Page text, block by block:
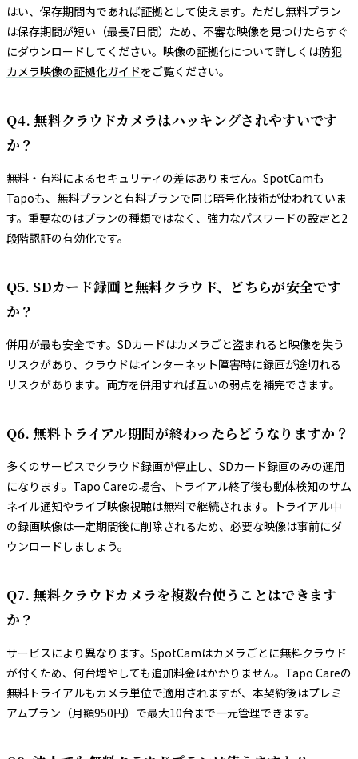
はい、保存期間内であれば証拠として使えます。ただし無料プラン
は保存期間が短い（最長7日間）ため、不審な映像を見つけたらすぐ
にダウンロードしてください。映像の証拠化について詳しくは防犯
カメラ映像の証拠化ガイドをご覧ください。
Q4. 無料クラウドカメラはハッキングされやすいです
か？
無料・有料によるセキュリティの差はありません。SpotCamも
Tapoも、無料プランと有料プランで同じ暗号化技術が使われていま
す。重要なのはプランの種類ではなく、強力なパスワードの設定と2
段階認証の有効化です。
Q5. SDカード録画と無料クラウド、どちらが安全です
か？
併用が最も安全です。SDカードはカメラごと盗まれると映像を失う
リスクがあり、クラウドはインターネット障害時に録画が途切れる
リスクがあります。両方を併用すれば互いの弱点を補完できます。
Q6. 無料トライアル期間が終わったらどうなりますか？
多くのサービスでクラウド録画が停止し、SDカード録画のみの運用
になります。Tapo Careの場合、トライアル終了後も動体検知のサム
ネイル通知やライブ映像視聴は無料で継続されます。トライアル中
の録画映像は一定期間後に削除されるため、必要な映像は事前にダ
ウンロードしましょう。
Q7. 無料クラウドカメラを複数台使うことはできます
か？
サービスにより異なります。SpotCamはカメラごとに無料クラウド
が付くため、何台増やしても追加料金はかかりません。Tapo Careの
無料トライアルもカメラ単位で適用されますが、本契約後はプレミ
アムプラン（月額950円）で最大10台まで一元管理できます。